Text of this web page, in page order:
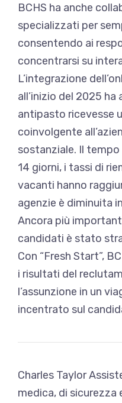
BCHS ha anche
specializzati per
consentendo ai
concentrarsi su
L’integrazione
all’inizio del 2025
antipasto ricevesse
coinvolgente
sostanziale. Il
14 giorni, i tassi di
vacanti hanno
agenzie è diminuita
Ancora più
candidati è stato
Con “Fresh Start”,
i risultati del
l’assunzione in un
incentrato sul
Charles Taylor
medica, di sicurezza